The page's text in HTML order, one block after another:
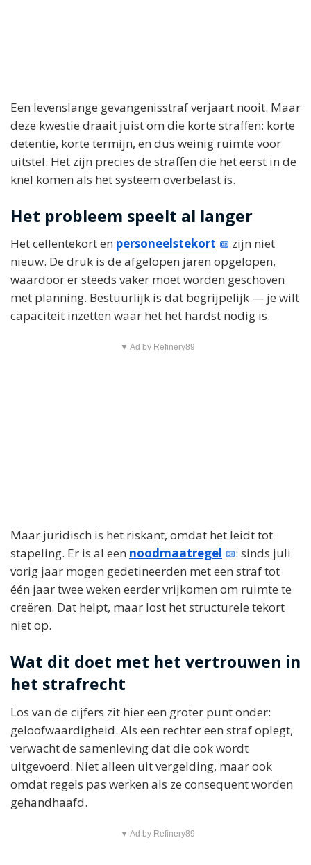
Een levenslange gevangenisstraf verjaart nooit. Maar
deze kwestie draait juist om die korte straffen: korte
detentie, korte termijn, en dus weinig ruimte voor
uitstel. Het zijn precies de straffen die het eerst in de
knel komen als het systeem overbelast is.
Het probleem speelt al langer
Het cellentekort en personeelstekort
zijn niet
nieuw. De druk is de afgelopen jaren opgelopen,
waardoor er steeds vaker moet worden geschoven
met planning. Bestuurlijk is dat begrijpelijk — je wilt
capaciteit inzetten waar het het hardst nodig is.
▼ Ad by Refinery89
Maar juridisch is het riskant, omdat het leidt tot
stapeling. Er is al een noodmaatregel
: sinds juli
vorig jaar mogen gedetineerden met een straf tot
één jaar twee weken eerder vrijkomen om ruimte te
creëren. Dat helpt, maar lost het structurele tekort
niet op.
Wat dit doet met het vertrouwen in
het strafrecht
Los van de cijfers zit hier een groter punt onder:
geloofwaardigheid. Als een rechter een straf oplegt,
verwacht de samenleving dat die ook wordt
uitgevoerd. Niet alleen uit vergelding, maar ook
omdat regels pas werken als ze consequent worden
gehandhaafd.
▼ Ad by Refinery89